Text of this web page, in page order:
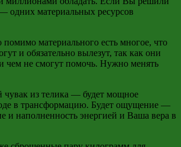
одних материальных ресурсов
материального есть многое, что
и обязательно вылезут, так как они
чем не смогут помочь. Нужно менять
чувак из телика — будет мощное
в трансформацию. Будет ощущение —
и наполненность энергией и Ваша вера в